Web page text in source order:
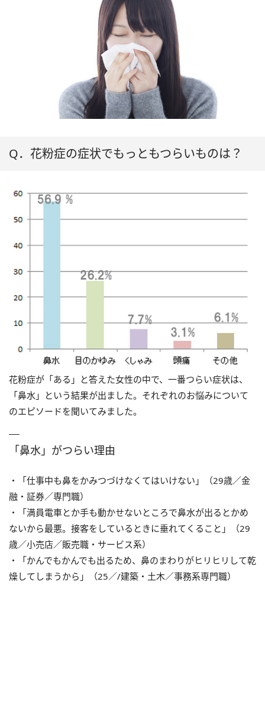
Q．花粉症の症状でもっともつらいものは？
花粉症が「ある」と答えた女性の中で、一番つらい症状は、
「鼻水」という結果が出ました。それぞれのお悩みについて
のエピソードを聞いてみました。
「鼻水」がつらい理由
・「仕事中も鼻をかみつづけなくてはいけない」（29歳／金
融・証券／専門職）
・「満員電車とか手も動かせないところで鼻水が出るとかめ
ないから最悪。接客をしているときに垂れてくること」（29
歳／小売店／販売職・サービス系）
・「かんでもかんでも出るため、鼻のまわりがヒリヒリして乾
燥してしまうから」（25／/建築・土木／事務系専門職）